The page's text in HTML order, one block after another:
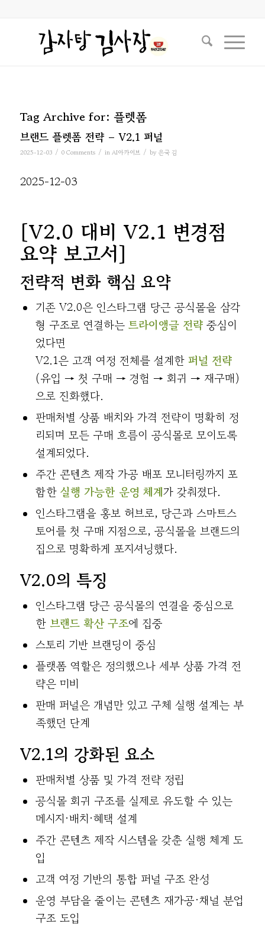
Tag Archive for: 플렛폼
브랜드 플렛폼 전략 – V2.1 퍼널
2025-12-03 / 0 Comments / in AI아카이브 / by 은국 김
2025-12-03
[V2.0 대비 V2.1 변경점
요약 보고서]
전략적 변화 핵심 요약
기존 V2.0은 인스타그램 당근 공식몰을 삼각
형 구조로 연결하는 트라이앵글 전략중심이
었다면
V2.1은 고객 여정 전체를 설계한 퍼널 전략
(유입 → 첫 구매 → 경험 → 회귀 → 재구매)
으로 진화했다.
판매처별 상품 배치와 가격 전략이 명확히 정
리되며 모든 구매 흐름이 공식몰로 모이도록
설계되었다.
주간 콘텐츠 제작 가공 배포 모니터링까지 포
함한 실행 가능한 운영 체계가 갖춰졌다.
인스타그램을 홍보 허브로, 당근과 스마트스
토어를 첫 구매 지점으로, 공식몰을 브랜드의
집으로 명확하게 포지셔닝했다.
V2.0의 특징
인스타그램 당근 공식몰의 연결을 중심으로
한 브랜드 확산 구조에 집중
스토리 기반 브랜딩이 중심
플랫폼 역할은 정의했으나 세부 상품 가격 전
략은 미비
판매 퍼널은 개념만 있고 구체 실행 설계는 부
족했던 단계
V2.1의 강화된 요소
판매처별 상품 및 가격 전략 정립
공식몰 회귀 구조를 실제로 유도할 수 있는
메시지·배치·혜택 설계
주간 콘텐츠 제작 시스템을 갖춘 실행 체계 도
입
고객 여정 기반의 통합 퍼널 구조 완성
운영 부담을 줄이는 콘텐츠 재가공·채널 분업
구조 도입